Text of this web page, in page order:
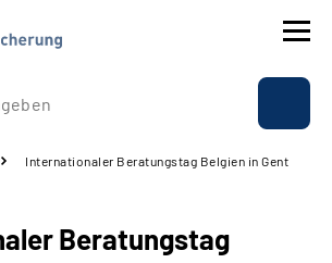
Internationaler Beratungstag Belgien in Gent
Beratungstag